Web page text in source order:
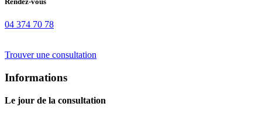
04 374 70 78
Trouver une consultation
Informations
Le jour de la consultation